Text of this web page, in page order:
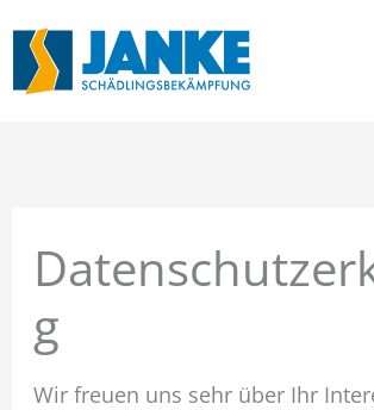
Inhalt
springen
g
Wir freuen uns sehr über Ihr